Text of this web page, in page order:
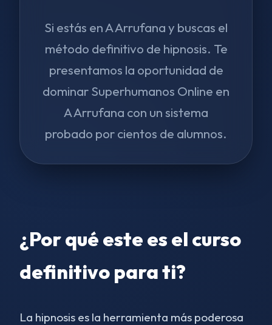
Si estás en A Arrufana y buscas el
método definitivo de hipnosis. Te
presentamos la oportunidad de
dominar Superhumanos Online en
A Arrufana con un sistema
probado por cientos de alumnos.
¿Por qué este es el curso
definitivo para ti?
La hipnosis es la herramienta más poderosa